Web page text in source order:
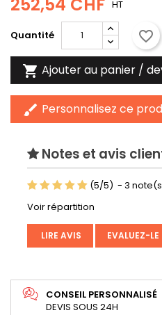
HT
Quantité favorite_border
 Ajouter au panier /
brush Personnalisez ce
Notes et avis
(5/5) - 3
Voir répartition
LIRE AVIS EVALUEZ-LE
CONSEIL PERSONNALISÉ
DEVIS SOUS 24H